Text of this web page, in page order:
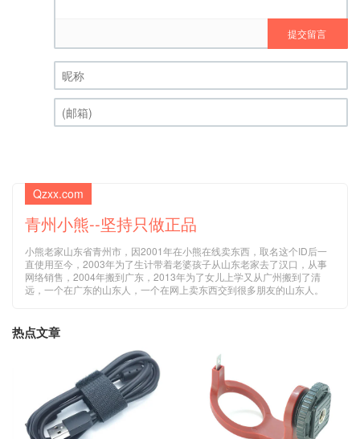
提交留言
昵称 (必填)
Qzxx.com
青州小熊--坚持只做正品
小熊老家山东省青州市，因2001年在小熊在线卖东西，取名这个ID后一
直使用至今，2003年为了生计带着老婆孩子从山东老家去了汉口，从事
网络销售，2004年搬到广东，2013年为了女儿上学又从广州搬到了清
远，一个在广东的山东人，一个在网上卖东西交到很多朋友的山东人。
热点文章